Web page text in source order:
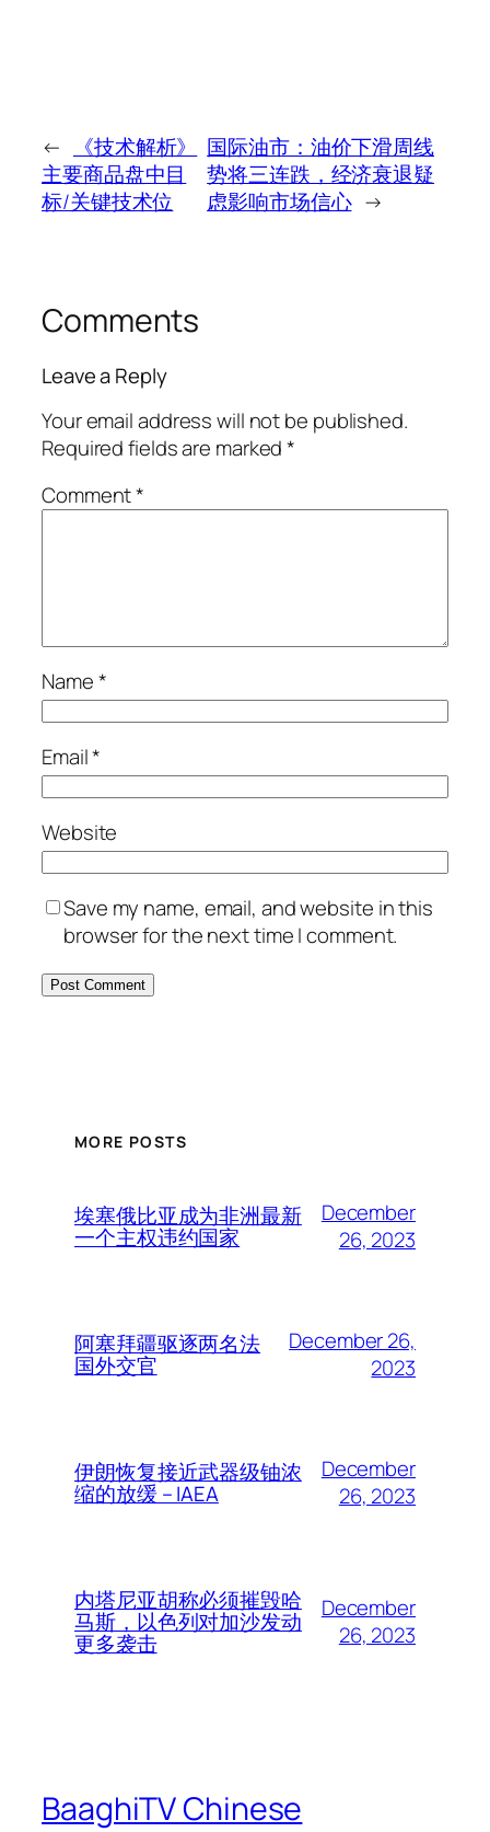
←
《技术解析》
主要商品盘中目
标/关键技术位
国际油市：油价下滑周线
势将三连跌，经济衰退疑
虑影响市场信心 →
Comments
Leave a Reply
Your email address will not be published.
Required fields are marked*
Comment*
Name*
Email*
Website
Save my name, email, and website in this
browser for the next time I comment.
MORE POSTS
埃塞俄比亚成为非洲最新
一个主权违约国家
December
26, 2023
阿塞拜疆驱逐两名法
国外交官
December 26,
2023
伊朗恢复接近武器级铀浓
缩的放缓 – IAEA
December
26, 2023
内塔尼亚胡称必须摧毁哈
马斯，以色列对加沙发动
更多袭击
December
26, 2023
BaaghiTV Chinese